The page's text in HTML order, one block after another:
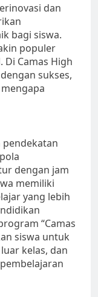
dan
bagi siswa.
populer
Camas High
sukses,
dengan jam
memiliki
yang lebih
“Camas
siswa untuk
kelas, dan